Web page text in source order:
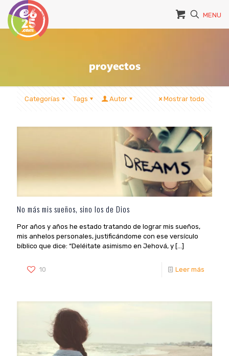
MENU
proyectos
Categorías Tags Autor Mostrar todo
No más mis sueños, sino los de Dios
Por años y años he estado tratando de lograr mis sueños,
mis anhelos personales, justificándome con ese versículo
bíblico que dice: “Deléitate asimismo en Jehová, y […]
10 Leer más